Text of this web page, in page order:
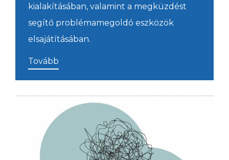
kialakításában, valamint a megküzdést
segítő problémamegoldó eszközök
elsajátításában.
Tovább